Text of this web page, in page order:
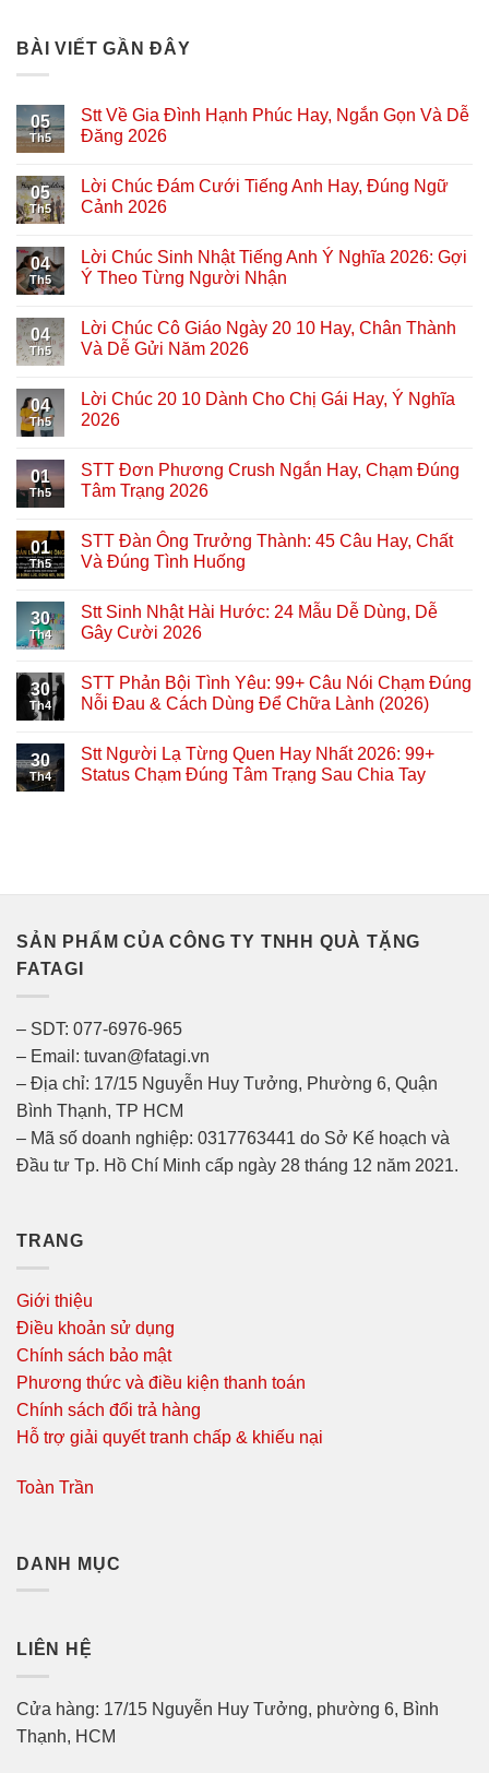
BÀI VIẾT GẦN ĐÂY
05
Th5
Stt Về Gia Đình Hạnh Phúc Hay, Ngắn Gọn Và Dễ
Đăng 2026
05
Th5
Lời Chúc Đám Cưới Tiếng Anh Hay, Đúng Ngữ
Cảnh 2026
04
Th5
Lời Chúc Sinh Nhật Tiếng Anh Ý Nghĩa 2026: Gợi
Ý Theo Từng Người Nhận
04
Th5
Lời Chúc Cô Giáo Ngày 20 10 Hay, Chân Thành
Và Dễ Gửi Năm 2026
04
Th5
Lời Chúc 20 10 Dành Cho Chị Gái Hay, Ý Nghĩa
2026
01
Th5
STT Đơn Phương Crush Ngắn Hay, Chạm Đúng
Tâm Trạng 2026
01
Th5
STT Đàn Ông Trưởng Thành: 45 Câu Hay, Chất
Và Đúng Tình Huống
30
Th4
Stt Sinh Nhật Hài Hước: 24 Mẫu Dễ Dùng, Dễ
Gây Cười 2026
30
Th4
STT Phản Bội Tình Yêu: 99+ Câu Nói Chạm Đúng
Nỗi Đau & Cách Dùng Để Chữa Lành (2026)
30
Th4
Stt Người Lạ Từng Quen Hay Nhất 2026: 99+
Status Chạm Đúng Tâm Trạng Sau Chia Tay
SẢN PHẨM CỦA CÔNG TY TNHH QUÀ TẶNG
FATAGI
– SDT: 077-6976-965
– Email: tuvan@fatagi.vn
– Địa chỉ: 17/15 Nguyễn Huy Tưởng, Phường 6, Quận
Bình Thạnh, TP HCM
– Mã số doanh nghiệp: 0317763441 do Sở Kế hoạch và
Đầu tư Tp. Hồ Chí Minh cấp ngày 28 tháng 12 năm 2021.
TRANG
Giới thiệu
Điều khoản sử dụng
Chính sách bảo mật
Phương thức và điều kiện thanh toán
Chính sách đổi trả hàng
Hỗ trợ giải quyết tranh chấp & khiếu nại
Toàn Trần
DANH MỤC
LIÊN HỆ
Cửa hàng: 17/15 Nguyễn Huy Tưởng, phường 6, Bình
Thạnh, HCM